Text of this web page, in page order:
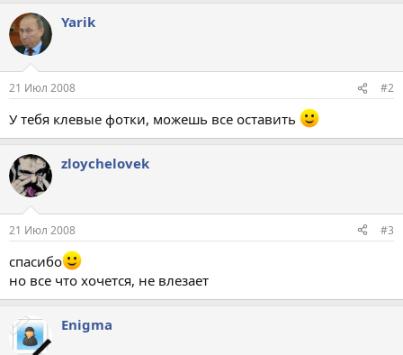
Yarik
21 Июл 2008 #2
У тебя клевые фотки, можешь все оставить
zloychelovek
21 Июл 2008 #3
спасибо
но все что хочется, не влезает
Enigma